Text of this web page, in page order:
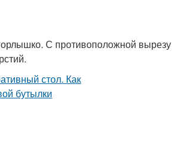
С противоположной вырезу